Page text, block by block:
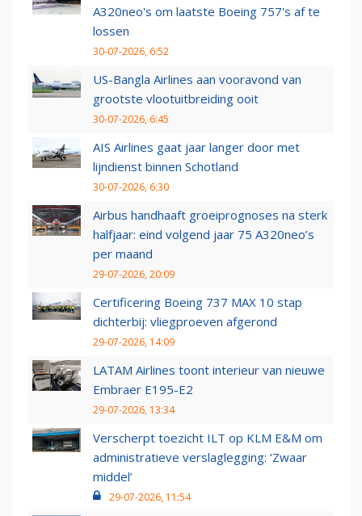
A320neo's om laatste Boeing 757's af te
lossen
30-07-2026, 6:52
US-Bangla Airlines aan vooravond van
grootste vlootuitbreiding ooit
30-07-2026, 6:45
AIS Airlines gaat jaar langer door met
lijndienst binnen Schotland
30-07-2026, 6:30
Airbus handhaaft groeiprognoses na sterk
halfjaar: eind volgend jaar 75 A320neo’s
per maand
29-07-2026, 20:09
Certificering Boeing 737 MAX 10 stap
dichterbij: vliegproeven afgerond
29-07-2026, 14:09
LATAM Airlines toont interieur van nieuwe
Embraer E195-E2
29-07-2026, 13:34
Verscherpt toezicht ILT op KLM E&M om
administratieve verslaglegging: ‘Zwaar
middel’
29-07-2026, 11:54